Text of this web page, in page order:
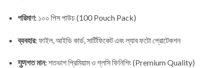
পরিমাণ:১০০ পিস পাউচ (100 Pouch Pack)
ব্যবহার:ফাইল, আইডি কার্ড, সার্টিফিকেট এবং ল্যাব ফটো প্রোটেকশন
गुणগত মান:শতভাগ প্রিমিয়াম ও গ্লসি ফিনিশিং (Premium Quality)